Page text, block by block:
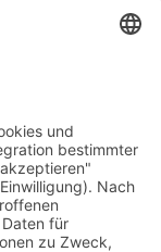
der